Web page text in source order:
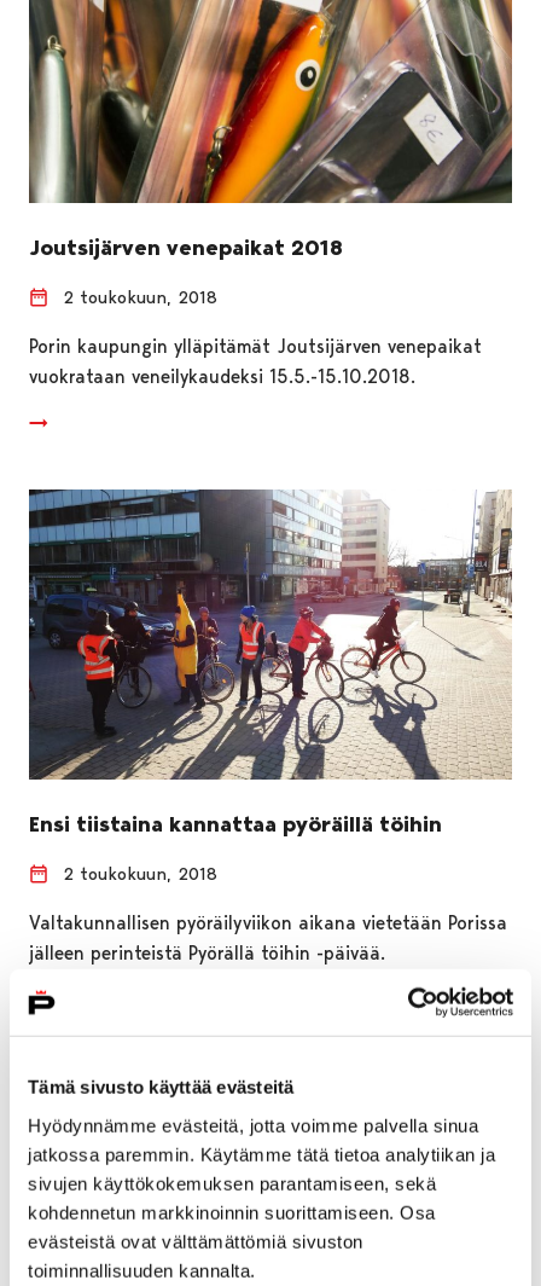
Tämä sivusto käyttää evästeitä
Hyödynnämme evästeitä, jotta voimme palvella sinua
jatkossa paremmin. Käytämme tätä tietoa analytiikan ja
sivujen käyttökokemuksen parantamiseen, sekä
kohdennetun markkinoinnin suorittamiseen. Osa
evästeistä ovat välttämättömiä sivuston
toiminnallisuuden kannalta.
Joutsijärven venepaikat 2018
2 toukokuun, 2018
Porin kaupungin ylläpitämät Joutsijärven venepaikat
vuokrataan veneilykaudeksi 15.5.-15.10.2018.
Ensi tiistaina kannattaa pyöräillä töihin
2 toukokuun, 2018
Valtakunnallisen pyöräilyviikon aikana vietetään Porissa
jälleen perinteistä Pyörällä töihin -päivää.
liikenneturvallisuustyöryhmäläiset kannustavat
porilaisia pyöräilemään jakamalla tiistaina 8.5.2018
klo…